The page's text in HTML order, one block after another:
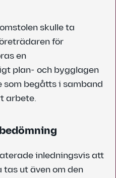
skulle ta
för
en
plan- och bygglagen
som begåtts i samband
arbete.
inledningsvis att
ut även om den